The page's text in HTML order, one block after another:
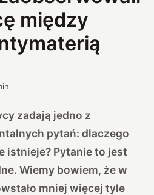
między
zadają jedno z
pytań: dlaczego
istnieje? Pytanie to jest
Wiemy bowiem, że w
mniej więcej tyle